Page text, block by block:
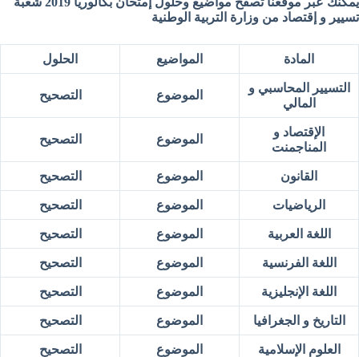
تسيير و إقتصاد من وزارة التربية الوطنية
المادة المواضيع الحلول
التسيير المحاسبي و
المالي
الموضوع التصحيح
الإقتصاد و
المناجمنت
الموضوع التصحيح
القانون الموضوع التصحيح
الرياضيات الموضوع التصحيح
اللغة العربية الموضوع التصحيح
اللغة الفرنسية الموضوع التصحيح
اللغة الإنجليزية الموضوع التصحيح
التاريخ و الجغرافيا الموضوع التصحيح
العلوم الإسلامية الموضوع التصحيح